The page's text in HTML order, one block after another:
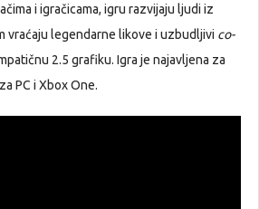
i igračicama, igru razvijaju ljudi iz
vraćaju legendarne likove i uzbudljivi co-
2.5 grafiku. Igra je najavljena za
PC i Xbox One.